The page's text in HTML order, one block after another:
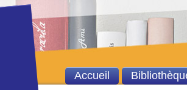
Accueil